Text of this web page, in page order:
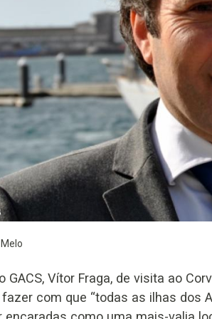
GACS, Vítor Fraga, de visita ao
com que “todas as ilhas dos